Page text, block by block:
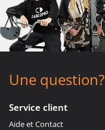
Une question?
Service client
Aide et Contact